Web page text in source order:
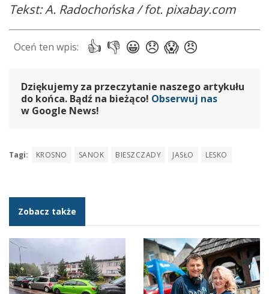
Tekst: A. Radochońska / fot. pixabay.com
Dziękujemy za przeczytanie naszego artykułu
do końca. Bądź na bieżąco! Obserwuj nas
w Google News!
Tagi: KROSNO SANOK BIESZCZADY JASŁO LESKO
Zobacz także